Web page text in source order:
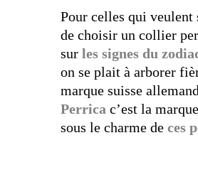
Pour celles qui veulent
de choisir un collier
surles signes du
on se plait à arborer
marque suisse
Perrica c’est la
sous le charme de ces